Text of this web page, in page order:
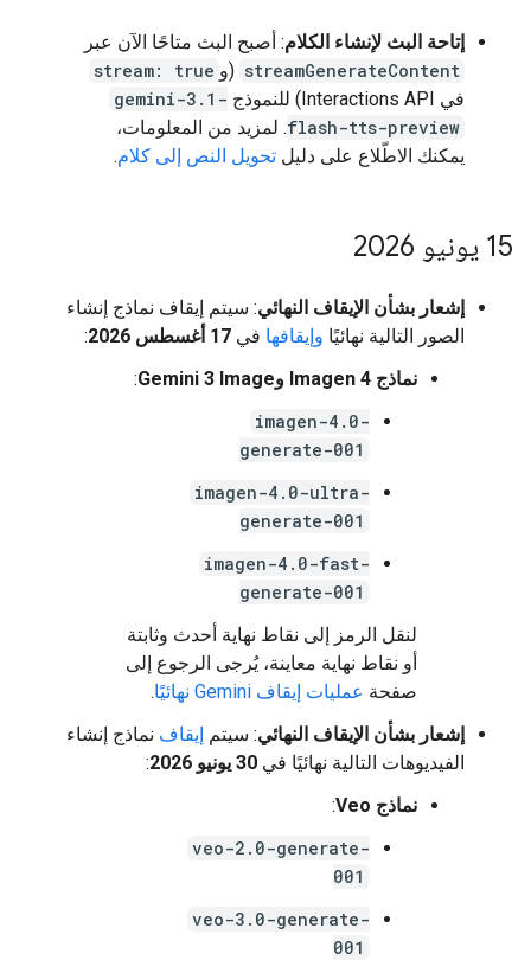
إتاحة البث لإنشاء الكلام: أصبح البث متاحًا الآن عبر
streamGenerateContent (و stream: true
في Interactions API) للنموذج
gemini-3.1-
flash-tts-preview. لمزيد من المعلومات،
يمكنك الاطّلاع على دليل تحويل النص إلى كلام.
‫15 يونيو 2026
إشعار بشأن الإيقاف النهائي: سيتم إيقاف نماذج إنشاء
الصور التالية نهائيًا وإيقافها في 17 أغسطس 2026
:
نماذج Imagen 4 وGemini 3 Image
:
imagen-4.0-
generate-001
imagen-4.0-ultra-
generate-001
imagen-4.0-fast-
generate-001
لنقل الرمز إلى نقاط نهاية أحدث وثابتة
أو نقاط نهاية معاينة، يُرجى الرجوع إلى
صفحة عمليات إيقاف Gemini نهائيًا
.
إشعار بشأن الإيقاف النهائي: سيتم إيقاف نماذج إنشاء
الفيديوهات التالية نهائيًا في 30 يونيو 2026
:
نماذج Veo
:
veo-2.0-generate-
001
veo-3.0-generate-
001